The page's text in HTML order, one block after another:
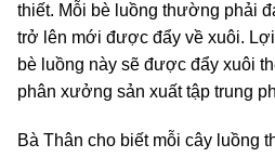
thiết. Mỗi bè luồng thường phải
trở lên mới được đẩy về xuôi.
bè luồng này sẽ được đẩy xuôi
phân xưởng sản xuất tập trung
Bà Thân cho biết mỗi cây luồng